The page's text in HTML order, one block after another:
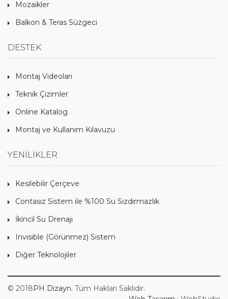
Mozaikler
Balkon & Teras Süzgeci
DESTEK
Montaj Videoları
Teknik Çizimler
Online Katalog
Montaj ve Kullanım Kılavuzu
YENİLİKLER
Kesilebilir Çerçeve
Contasız Sistem ile %100 Su Sızdırmazlık
İkincil Su Drenajı
Invısıble (Görünmez) Sistem
Diğer Teknolojiler
© 2018PH Dizayn. Tüm Hakları Saklıdır.